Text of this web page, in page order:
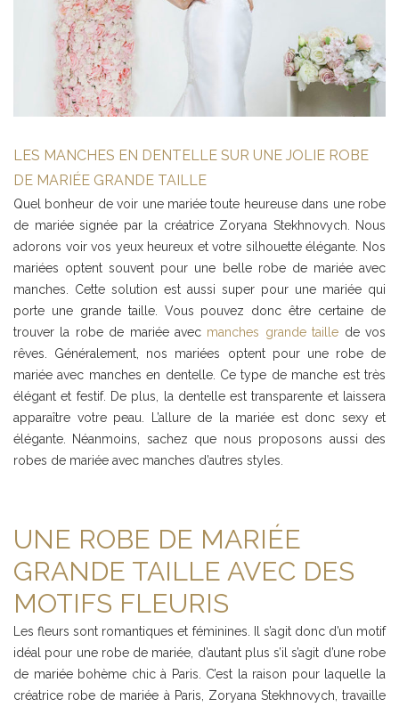
LES MANCHES EN DENTELLE SUR UNE JOLIE ROBE
DE MARIÉE GRANDE TAILLE
Quel bonheur de voir une mariée toute heureuse dans une robe
de mariée signée par la créatrice Zoryana Stekhnovych. Nous
adorons voir vos yeux heureux et votre silhouette élégante. Nos
mariées optent souvent pour une belle robe de mariée avec
manches. Cette solution est aussi super pour une mariée qui
porte une grande taille. Vous pouvez donc être certaine de
trouver la robe de mariée avec manches grande taille de vos
rêves. Généralement, nos mariées optent pour une robe de
mariée avec manches en dentelle. Ce type de manche est très
élégant et festif. De plus, la dentelle est transparente et laissera
apparaître votre peau. L’allure de la mariée est donc sexy et
élégante. Néanmoins, sachez que nous proposons aussi des
robes de mariée avec manches d’autres styles.
UNE ROBE DE MARIÉE
GRANDE TAILLE AVEC DES
MOTIFS FLEURIS
Les fleurs sont romantiques et féminines. Il s’agit donc d’un motif
idéal pour une robe de mariée, d’autant plus s’il s’agit d’une robe
de mariée bohème chic à Paris. C’est la raison pour laquelle la
créatrice robe de mariée à Paris, Zoryana Stekhnovych, travaille